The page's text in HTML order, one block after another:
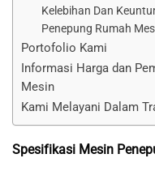
Kelebihan Dan
Penepung Rumah
Portofolio Kami
Informasi Harga dan
Mesin
Kami Melayani Dalam
Spesifikasi Mesin